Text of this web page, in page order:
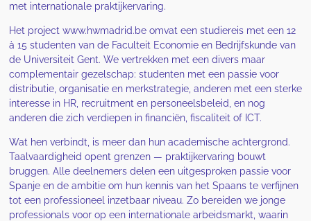
met internationale praktijkervaring.
Het project www.hwmadrid.be omvat een studiereis met een 12
à 15 studenten van de Faculteit Economie en Bedrijfskunde van
de Universiteit Gent. We vertrekken met een divers maar
complementair gezelschap: studenten met een passie voor
distributie, organisatie en merkstrategie, anderen met een sterke
interesse in HR, recruitment en personeelsbeleid, en nog
anderen die zich verdiepen in financiën, fiscaliteit of ICT.
Wat hen verbindt, is meer dan hun academische achtergrond.
Taalvaardigheid opent grenzen — praktijkervaring bouwt
bruggen. Alle deelnemers delen een uitgesproken passie voor
Spanje en de ambitie om hun kennis van het Spaans te verfijnen
tot een professioneel inzetbaar niveau. Zo bereiden we jonge
professionals voor op een internationale arbeidsmarkt, waarin